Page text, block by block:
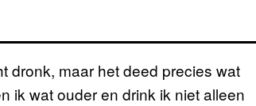
dronk, maar het deed precies wat
ik wat ouder en drink ik niet alleen